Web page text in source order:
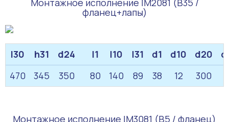
фланец+лапы)
l30 h31 d24 l1 l10 l31 d1 d10 d20
470
345 350 80 140 89 38 12 300
Монтажное исполнение IM3081 (B5 / фланец)